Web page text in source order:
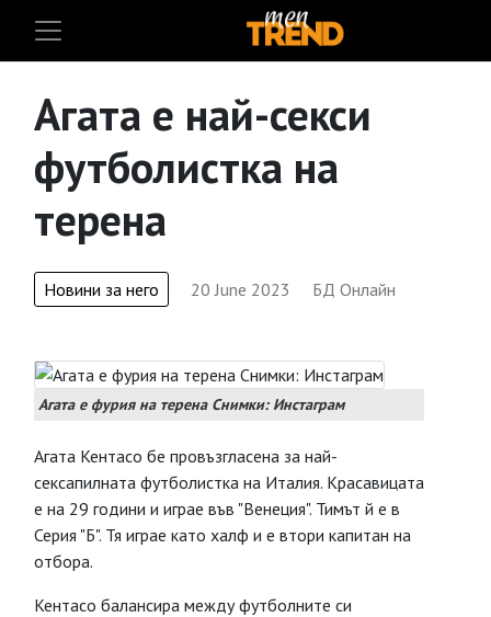
Агата е най-секси
футболистка на
терена
Новини за него 20 June 2023 БД Онлайн
Агата е фурия на терена Снимки: Инстаграм
Агата Кентасо бе провъзгласена за най-
сексапилната футболистка на Италия. Красавицата
е на 29 години и играе във "Венеция". Тимът й е в
Серия "Б". Тя играе като халф и е втори капитан на
отбора.
Кентасо балансира между футболните си